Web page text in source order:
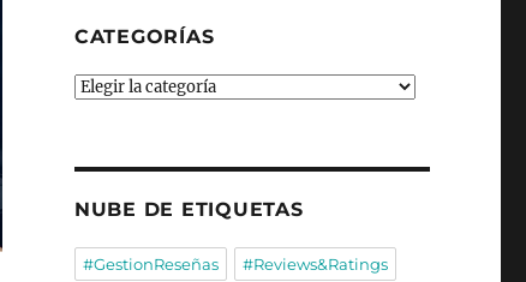
CATEGORÍAS
Categorías
NUBE DE ETIQUETAS
#GestionReseñas #Reviews&Ratings